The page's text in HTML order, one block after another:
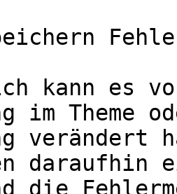
kann es
im Theme
verändert
daraufhin
die